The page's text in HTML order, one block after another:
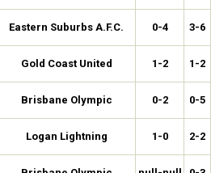
Eastern Suburbs A.F.C. 0-4 3-6
Gold Coast United 1-2 1-2
Brisbane Olympic 0-2 0-5
Logan Lightning 1-0 2-2